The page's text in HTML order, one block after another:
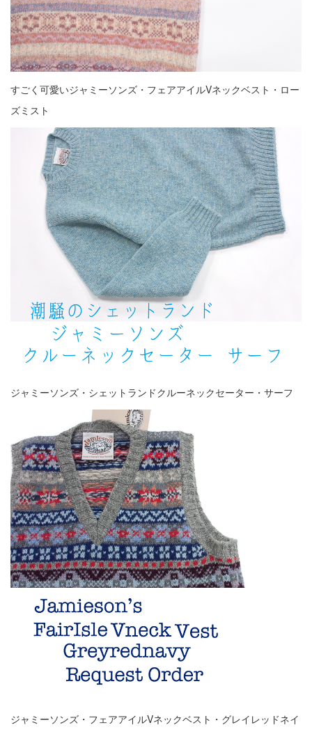
すごく可愛いジャミーソンズ・フェアアイルVネックベスト・ロー
ズミスト
ジャミーソンズ・シェットランドクルーネックセーター・サーフ
ジャミーソンズ・フェアアイルVネックベスト・グレイレッドネイ